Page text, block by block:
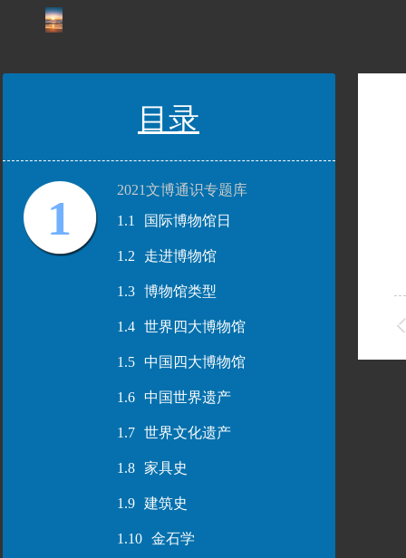
目录
1
2021文博通识专题库
1.1
国际博物馆日
1.2 走进博物馆
1.3 博物馆类型
1.4 世界四大博物馆
1.5 中国四大博物馆
1.6 中国世界遗产
1.7 世界文化遗产
1.8 家具史
1.9 建筑史
1.10 金石学